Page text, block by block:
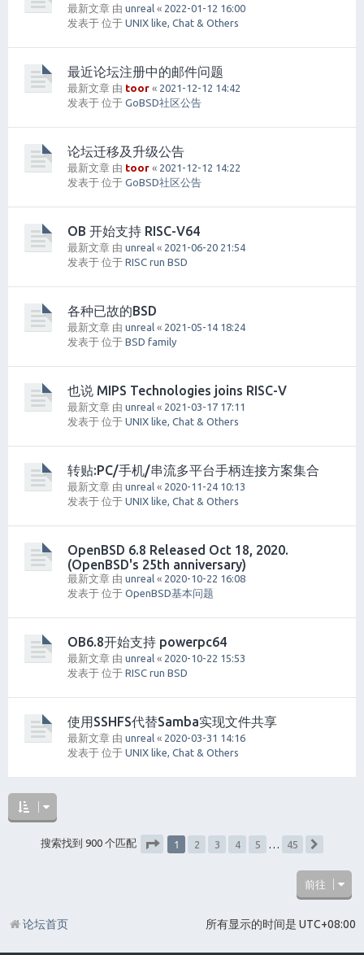
最新文章 由 unreal « 2022-01-12 16:00
发表于 位于 UNIX like, Chat & Others
最近论坛注册中的邮件问题
最新文章 由 toor « 2021-12-12 14:42
发表于 位于 GoBSD社区公告
论坛迁移及升级公告
最新文章 由 toor « 2021-12-12 14:22
发表于 位于 GoBSD社区公告
OB 开始支持 RISC-V64
最新文章 由 unreal « 2021-06-20 21:54
发表于 位于 RISC run BSD
各种已故的BSD
最新文章 由 unreal « 2021-05-14 18:24
发表于 位于 BSD family
也说 MIPS Technologies joins RISC-V
最新文章 由 unreal « 2021-03-17 17:11
发表于 位于 UNIX like, Chat & Others
转贴:PC/手机/串流多平台手柄连接方案集合
最新文章 由 unreal « 2020-11-24 10:13
发表于 位于 UNIX like, Chat & Others
OpenBSD 6.8 Released Oct 18, 2020.
(OpenBSD's 25th anniversary)
最新文章 由 unreal « 2020-10-22 16:08
发表于 位于 OpenBSD基本问题
OB6.8开始支持 powerpc64
最新文章 由 unreal « 2020-10-22 15:53
发表于 位于 RISC run BSD
使用SSHFS代替Samba实现文件共享
最新文章 由 unreal « 2020-03-31 14:16
发表于 位于 UNIX like, Chat & Others
搜索找到 900 个匹配
1 2 3 4 5
45
前往
所有显示的时间是 UTC+08:00
论坛首页